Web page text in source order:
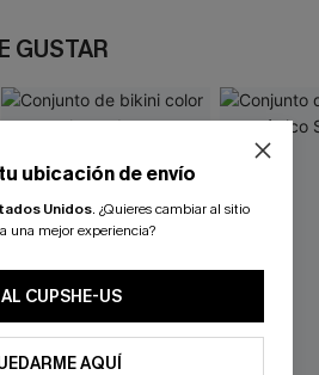
GUSTAR
ubicación de envío
Unidos. ¿Quieres cambiar al sitio
una mejor experiencia?
CUPSHE-US
AQUÍ